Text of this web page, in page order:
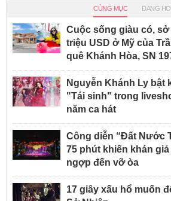
CÙNG MỤC ĐANG
Cuộc sống giàu có,
triệu USD ở Mỹ của
quê Khánh Hòa, SN
Nguyễn Khánh Ly bật
"Tái sinh" trong
năm ca hát
Công diễn “Đất Nước
75 phút khiến khán
ngợp đến vỡ òa
17 giây xấu hổ muốn